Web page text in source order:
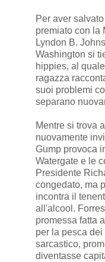
Per aver
premiato con la
Lyndon B.
Washington si
hippies, al
ragazza
suoi problemi
separano
Mentre si trova
nuovamente
Gump provoca
Watergate e le
Presidente
congedato, ma
incontra il
all'alcool.
promessa fatta
per la pesca
sarcastico,
diventasse